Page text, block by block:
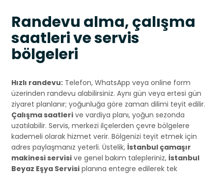
Randevu alma, çalışma
saatleri ve servis
bölgeleri
Hızlı randevu: Telefon, WhatsApp veya online form
üzerinden randevu alabilirsiniz. Aynı gün veya ertesi gün
ziyaret planlanır; yoğunluğa göre zaman dilimi teyit edilir.
Çalışma saatleri ve vardiya planı, yoğun sezonda
uzatılabilir. Servis, merkezi ilçelerden çevre bölgelere
kademeli olarak hizmet verir. Bölgenizi teyit etmek için
adres paylaşmanız yeterli. Üstelik, İstanbul çamaşır
makinesi servisi ve genel bakım talepleriniz, İstanbul
Beyaz Eşya Servisi planına entegre edilerek tek